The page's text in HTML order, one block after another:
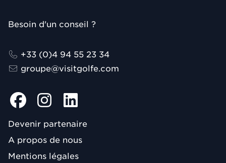
Besoin d'un conseil ?
+33 (0)4 94 55 23 34
groupe@visitgolfe.com
Devenir partenaire
A propos de nous
Mentions légales